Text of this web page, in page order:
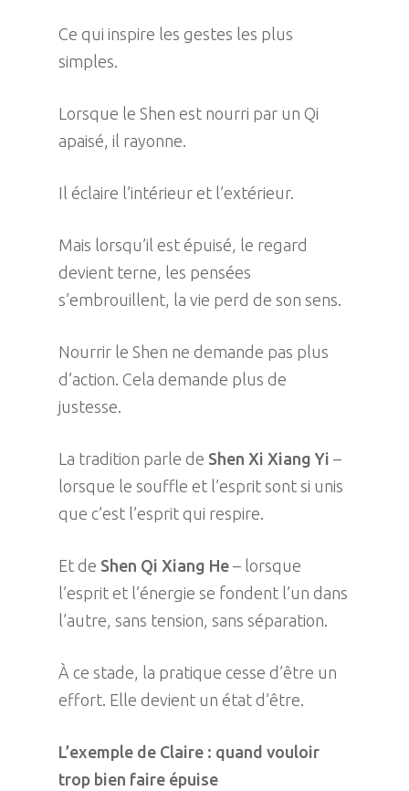
Ce qui inspire les gestes les plus
simples.
Lorsque le Shen est nourri par un Qi
apaisé, il rayonne.
Il éclaire l’intérieur et l’extérieur.
Mais lorsqu’il est épuisé, le regard
devient terne, les pensées
s’embrouillent, la vie perd de son sens.
Nourrir le Shen ne demande pas plus
d’action. Cela demande plus de
justesse.
La tradition parle de Shen Xi Xiang Yi –
lorsque le souffle et l’esprit sont si unis
que c’est l’esprit qui respire.
Et de Shen Qi Xiang He – lorsque
l’esprit et l’énergie se fondent l’un dans
l’autre, sans tension, sans séparation.
À ce stade, la pratique cesse d’être un
effort. Elle devient un état d’être.
L’exemple de Claire : quand vouloir
trop bien faire épuise